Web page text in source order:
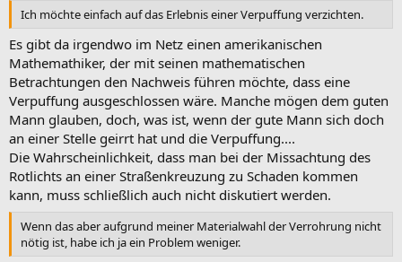
Ich möchte einfach auf das Erlebnis einer Verpuffung verzichten.
Es gibt da irgendwo im Netz einen amerikanischen
Mathemathiker, der mit seinen mathematischen
Betrachtungen den Nachweis führen möchte, dass eine
Verpuffung ausgeschlossen wäre. Manche mögen dem guten
Mann glauben, doch, was ist, wenn der gute Mann sich doch
an einer Stelle geirrt hat und die Verpuffung....
Die Wahrscheinlichkeit, dass man bei der Missachtung des
Rotlichts an einer Straßenkreuzung zu Schaden kommen
kann, muss schließlich auch nicht diskutiert werden.
Wenn das aber aufgrund meiner Materialwahl der Verrohrung nicht
nötig ist, habe ich ja ein Problem weniger.